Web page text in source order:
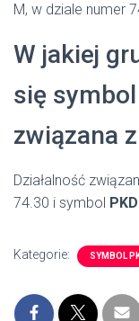
M, w dziale numer
W jakiej
się symbol
związana
Działalność
74.30 i symbol
Kategorie: SYMBOL